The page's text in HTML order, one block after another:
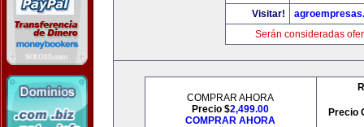
Visitar!
Serán consideradas
COMPRAR AHORA
Precio $2,499.00
COMPRAR AHORA
Precio